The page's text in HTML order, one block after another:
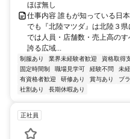
ほぼ無し
仕事内容 誰もが知っている日
でも『北陸マツダ』は北陸３
では人員・店舗数・売上高の
誇る広域...
制服あり 業界未経験者歓迎 資格取得
固定時間制
職場見学可 経験不問 未
有資格者歓迎
研修あり 賞与あり ブ
社割あり
長期休暇あり
正社員